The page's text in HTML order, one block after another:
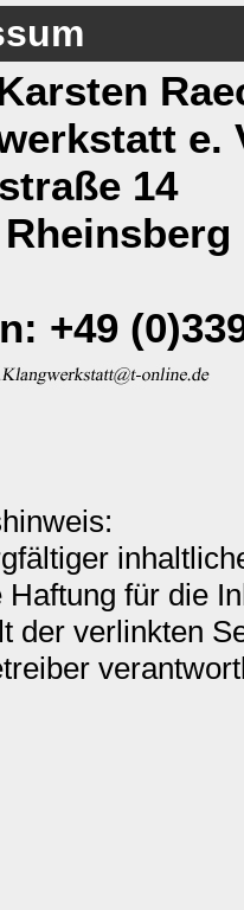
e.
14
Rheinsberg
+49
Haftung für die
der verlinkten